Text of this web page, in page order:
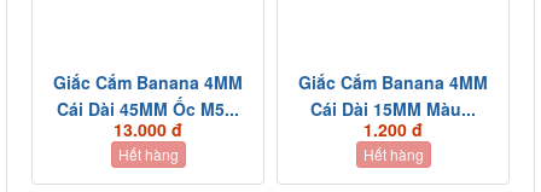
Giắc Cắm Banana 4MM
Cái Dài 45MM Ốc M5...
13.000 đ
Hết hàng
Giắc Cắm Banana 4MM
Cái Dài 15MM Màu...
1.200 đ
Hết hàng